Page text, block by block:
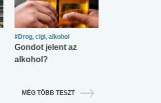
#Drog, cigi, alkohol
Gondot jelent az
alkohol?
MÉG TÖBB TESZT